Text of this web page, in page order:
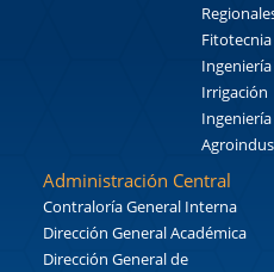
Fitotecnia
Irrigación
Ingeniería
Administración Central
Contraloría General Interna
Dirección General Académica
Dirección General de